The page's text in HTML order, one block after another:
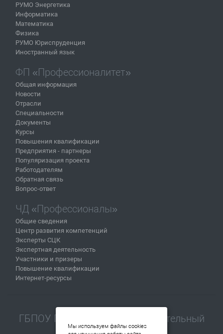
РУМО Энергетика
Информатика
Математика
Физика
РУМО Юриспруденция
Иностранный язык
ФП «Профессионалитет»
Общая информация
Новости
Отрасли
Специальности
Документы
Курсы
Повышения квалификации
Предприятия - партнеры
Популяризация проекта
Работодателям
Обратная связь
Вопрос-ответ
ЧД «Профессионалы»
Общие сведения
Центр развития компетенций
Эксперты СЦК
Экспертная деятельность
Участники и призеры
Повышение квалификации
Интернет-ресурсы
ГБПОУ Пермский машиностроительный
Мы используем файлы cookies